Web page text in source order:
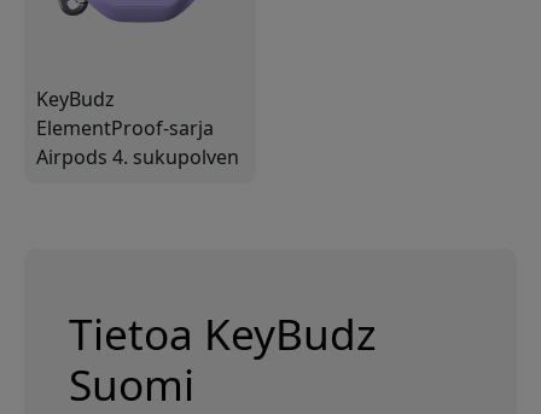
KeyBudz
ElementProof-sarja
Airpods 4. sukupolven
Tietoa KeyBudz
Suomi